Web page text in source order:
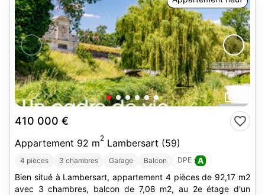
410 000 €
Appartement 92 m2 Lambersart (59)
4 pièces 3 chambres Garage Balcon DPE : A
Bien situé à Lambersart, appartement 4 pièces de 92,17 m2
avec 3 chambres, balcon de 7,08 m2, au 2e étage d'un